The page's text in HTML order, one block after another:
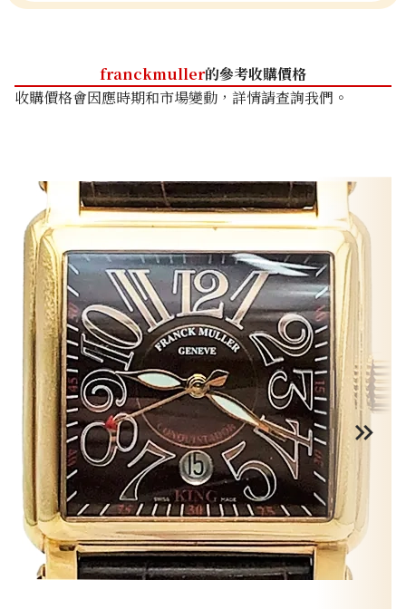
franckmuller的參考收購價格
收購價格會因應時期和市場變動，詳情請查詢我們。